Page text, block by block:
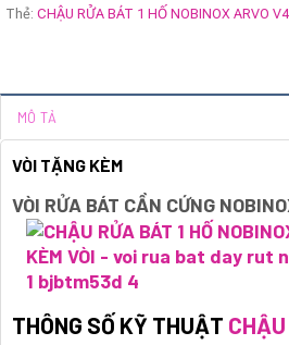
Thẻ: CHẬU RỬA BÁT 1 HỐ NOBINOX ARVO
MÔ TẢ
VÒI TẶNG KÈM
VÒI RỬA BÁT CẦN CỨNG
THÔNG SỐ KỸ THUẬT